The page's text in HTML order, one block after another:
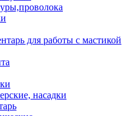
для работы с мастикой
насадки